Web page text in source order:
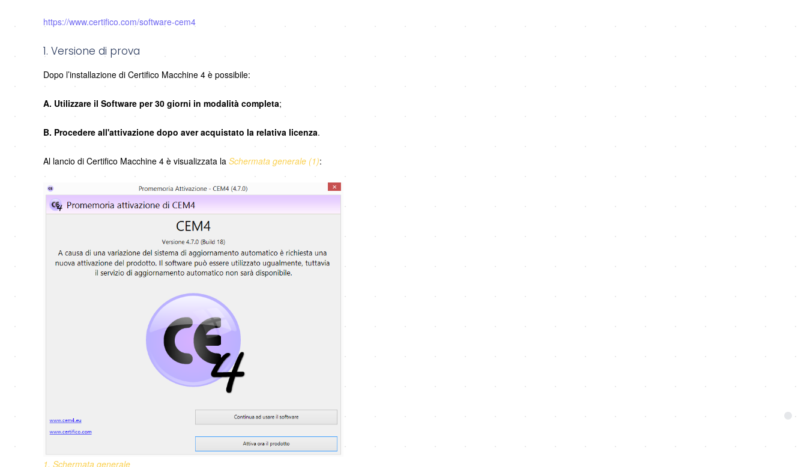
https://www.certifico.com/software-cem4
1. Versione di prova
Dopo l’installazione di Certifico Macchine 4 è possibile:
A. Utilizzare il Software per 30 giorni in modalità completa;
B. Procedere all'attivazione dopo aver acquistato la relativa licenza.
Al lancio di Certifico Macchine 4 è visualizzata la Schermata generale (1):
1. Schermata generale